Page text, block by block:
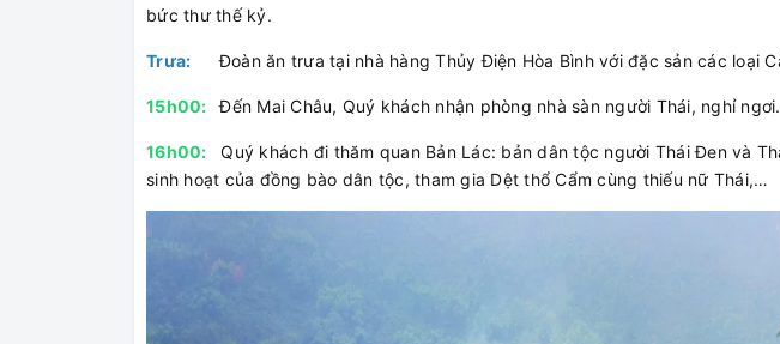
bức thư thế kỷ.
Trưa: Đoàn ăn trưa tại nhà hàng Thủy Điện Hòa Bình với đặc sản các loại
15h00: Đến Mai Châu, Quý khách nhận phòng nhà sàn người Thái, nghỉ ngơi.
16h00:
Quý khách đi thăm quan Bản Lác: bản dân tộc người Thái Đen và
sinh hoạt của đồng bào dân tộc, tham gia Dệt thổ Cẩm cùng thiếu nữ Thái,…